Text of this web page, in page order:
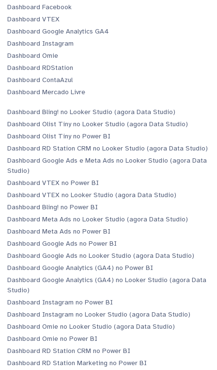
Dashboard Facebook
Dashboard VTEX
Dashboard Google Analytics GA4
Dashboard Instagram
Dashboard Omie
Dashboard RDStation
Dashboard ContaAzul
Dashboard Mercado Livre
Dashboard Bling! no Looker Studio (agora Data Studio)
Dashboard Olist Tiny no Looker Studio (agora Data Studio)
Dashboard Olist Tiny no Power BI
Dashboard RD Station CRM no Looker Studio (agora Data Studio)
Dashboard Google Ads e Meta Ads no Looker Studio (agora Data
Studio)
Dashboard VTEX no Power BI
Dashboard VTEX no Looker Studio (agora Data Studio)
Dashboard Bling! no Power BI
Dashboard Meta Ads no Looker Studio (agora Data Studio)
Dashboard Meta Ads no Power BI
Dashboard Google Ads no Power BI
Dashboard Google Ads no Looker Studio (agora Data Studio)
Dashboard Google Analytics (GA4) no Power BI
Dashboard Google Analytics (GA4) no Looker Studio (agora Data
Studio)
Dashboard Instagram no Power BI
Dashboard Instagram no Looker Studio (agora Data Studio)
Dashboard Omie no Looker Studio (agora Data Studio)
Dashboard Omie no Power BI
Dashboard RD Station CRM no Power BI
Dashboard RD Station Marketing no Power BI